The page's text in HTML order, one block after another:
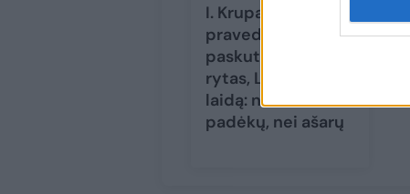
I. Krupavičius
pravedė
paskutinę „Labas
rytas, Lietuva“
laidą: netrūko nei
padėkų, nei ašarų